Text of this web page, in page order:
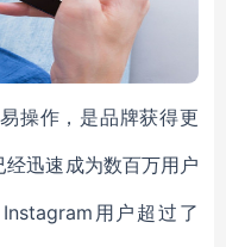
操作，是品牌获得更
迅速成为数百万用户
用户超过了